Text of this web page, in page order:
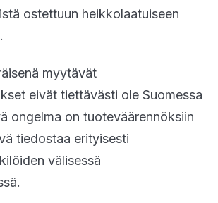
ostettuun heikkolaatuiseen
myytävät
eivät tiettävästi ole Suomessa
ongelma on tuoteväärennöksiin
tiedostaa erityisesti
välisessä